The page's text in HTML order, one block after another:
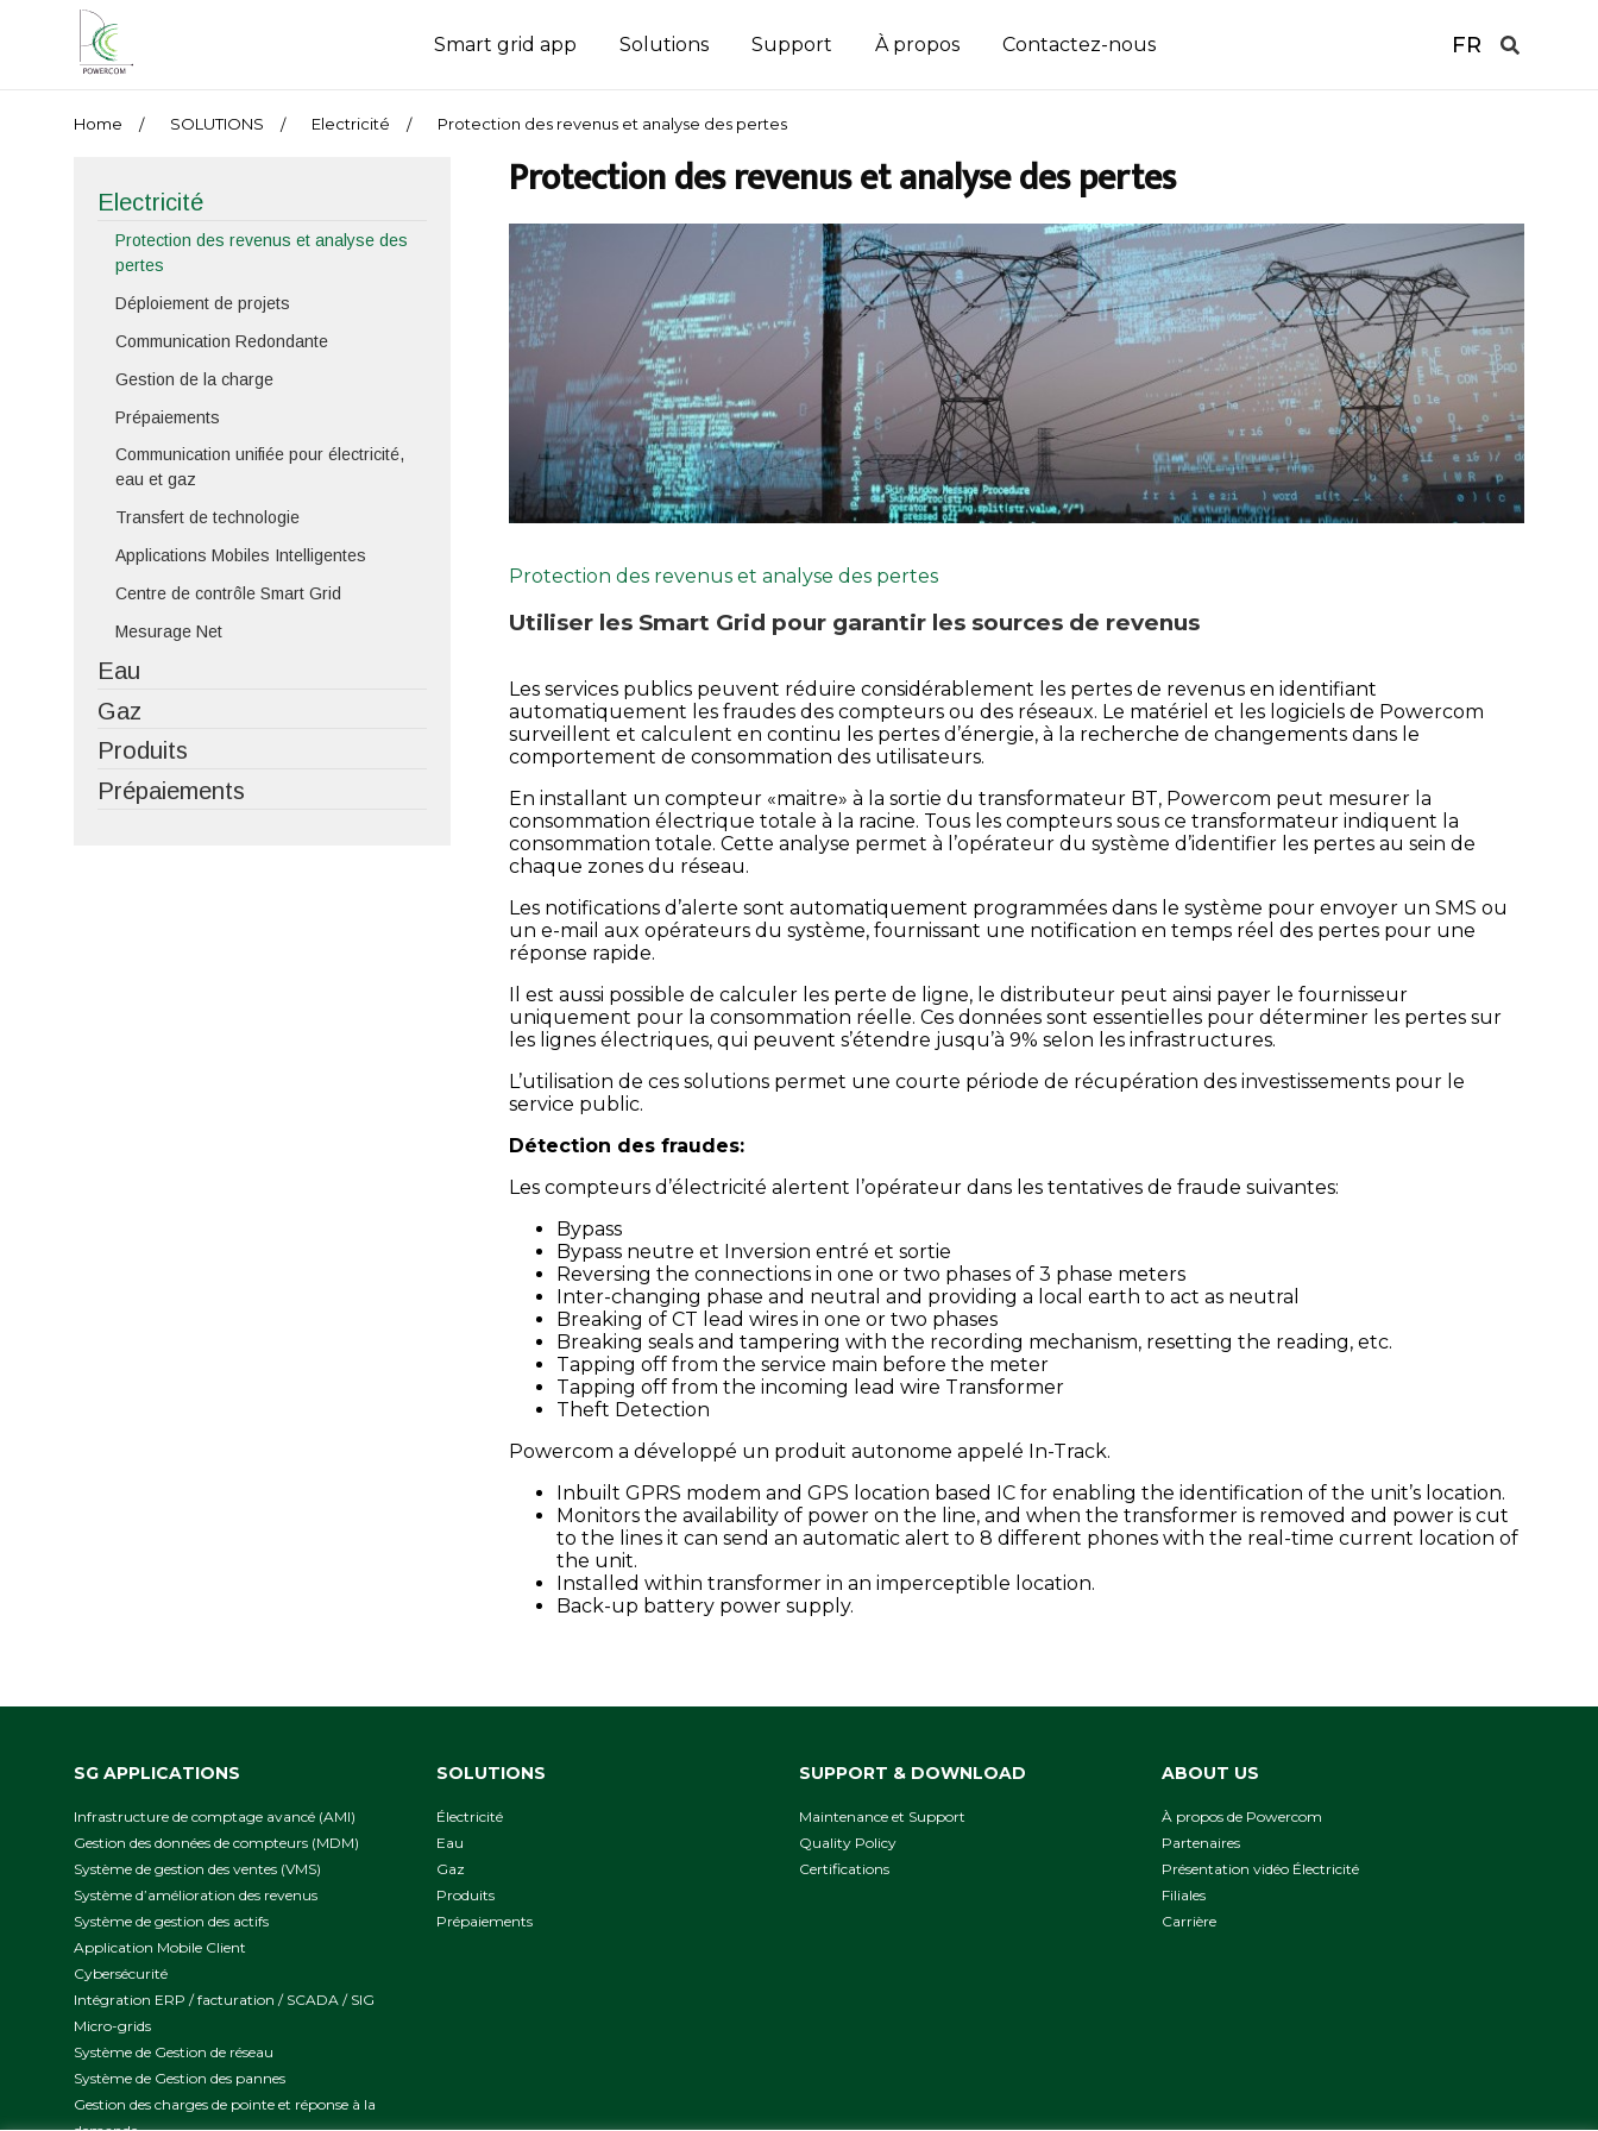
Smart grid app Solutions Support À propos Contactez-nous FR
Home SOLUTIONS Electricité Protection des revenus et analyse des pertes
Electricité
Protection des revenus et analyse des
pertes
Déploiement de projets
Communication Redondante
Gestion de la charge
Prépaiements
Communication unifiée pour électricité,
eau et gaz
Transfert de technologie
Applications Mobiles Intelligentes
Centre de contrôle Smart Grid
Mesurage Net
Eau
Gaz
Produits
Prépaiements
Protection des revenus et analyse des pertes
Protection des revenus et analyse des pertes
Utiliser les Smart Grid pour garantir les sources de revenus
Les services publics peuvent réduire considérablement les pertes de revenus en identifiant
automatiquement les fraudes des compteurs ou des réseaux. Le matériel et les logiciels de Powercom
surveillent et calculent en continu les pertes d’énergie, à la recherche de changements dans le
comportement de consommation des utilisateurs.
En installant un compteur «maitre» à la sortie du transformateur BT, Powercom peut mesurer la
consommation électrique totale à la racine. Tous les compteurs sous ce transformateur indiquent la
consommation totale. Cette analyse permet à l’opérateur du système d’identifier les pertes au sein de
chaque zones du réseau.
Les notifications d’alerte sont automatiquement programmées dans le système pour envoyer un SMS ou
un e-mail aux opérateurs du système, fournissant une notification en temps réel des pertes pour une
réponse rapide.
Il est aussi possible de calculer les perte de ligne, le distributeur peut ainsi payer le fournisseur
uniquement pour la consommation réelle. Ces données sont essentielles pour déterminer les pertes sur
les lignes électriques, qui peuvent s’étendre jusqu’à 9% selon les infrastructures.
L’utilisation de ces solutions permet une courte période de récupération des investissements pour le
service public.
Détection des fraudes:
Les compteurs d’électricité alertent l’opérateur dans les tentatives de fraude suivantes:
Bypass
Bypass neutre et Inversion entré et sortie
Reversing the connections in one or two phases of 3 phase meters
Inter-changing phase and neutral and providing a local earth to act as neutral
Breaking of CT lead wires in one or two phases
Breaking seals and tampering with the recording mechanism, resetting the reading, etc.
Tapping off from the service main before the meter
Tapping off from the incoming lead wire Transformer
Theft Detection
Powercom a développé un produit autonome appelé In-Track.
Inbuilt GPRS modem and GPS location based IC for enabling the identification of the unit’s location.
Monitors the availability of power on the line, and when the transformer is removed and power is cut
to the lines it can send an automatic alert to 8 different phones with the real-time current location of
the unit.
Installed within transformer in an imperceptible location.
Back-up battery power supply.
SG APPLICATIONS
Infrastructure de comptage avancé (AMI)
Gestion des données de compteurs (MDM)
Système de gestion des ventes (VMS)
Système d’amélioration des revenus
Système de gestion des actifs
Application Mobile Client
Cybersécurité
Intégration ERP / facturation / SCADA / SIG
Micro-grids
Système de Gestion de réseau
Système de Gestion des pannes
Gestion des charges de pointe et réponse à la
SOLUTIONS
Électricité
Eau
Gaz
Produits
Prépaiements
SUPPORT & DOWNLOAD
Maintenance et Support
Quality Policy
Сertifications
ABOUT US
À propos de Powercom
Partenaires
Présentation vidéo Électricité
Filiales
Сarrière